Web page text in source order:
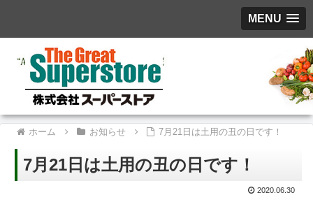
MENU
ホーム お知らせ 7月21日は土用の丑の日です！
7月21日は土用の丑の日です！
2020.06.30